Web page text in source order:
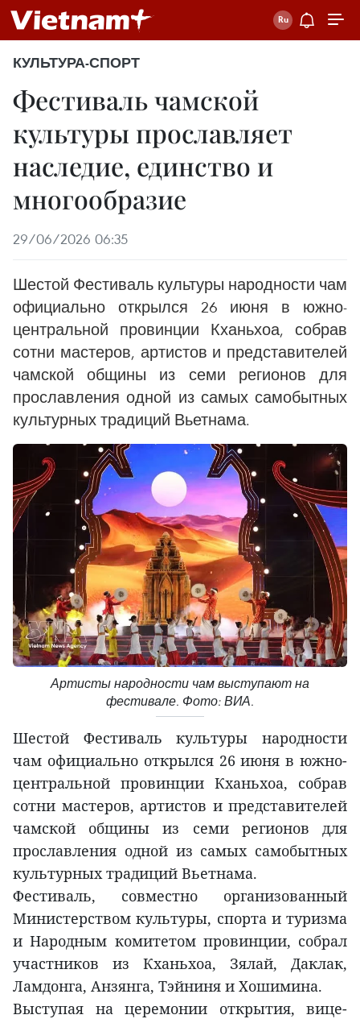
КУЛЬТУРА-СПОРТ
Фестиваль чамской
культуры прославляет
наследие, единство и
многообразие
29/06/2026 06:35
Шестой Фестиваль культуры народности чам
официально открылся 26 июня в южно-
центральной провинции Кханьхоа, собрав
сотни мастеров, артистов и представителей
чамской общины из семи регионов для
прославления одной из самых самобытных
культурных традиций Вьетнама.
Артисты народности чам выступают на
фестивале. Фото: ВИА.
Шестой Фестиваль культуры народности
чам официально открылся 26 июня в южно-
центральной провинции Кханьхоа, собрав
сотни мастеров, артистов и представителей
чамской общины из семи регионов для
прославления одной из самых самобытных
культурных традиций Вьетнама.
Фестиваль, совместно организованный
Министерством культуры, спорта и туризма
и Народным комитетом провинции, собрал
участников из Кханьхоа, Зялай, Даклак,
Ламдонга, Анзянга, Тэйниня и Хошимина.
Выступая на церемонии открытия, вице-